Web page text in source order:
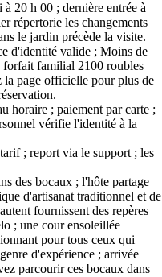
20 h 00 ; dernière entrée à
répertorie les changements
le jardin précède la visite.
d'identité valide ; Moins de
forfait familial 2100 roubles
la page officielle pour plus de
horaire ; paiement par carte ;
vérifie l'identité à la
; report via le support ; les
des bocaux ; l'hôte partage
d'artisanat traditionnel et de
fournissent des repères
; une cour ensoleillée
pour tous ceux qui
d'expérience ; arrivée
parcourir ces bocaux dans